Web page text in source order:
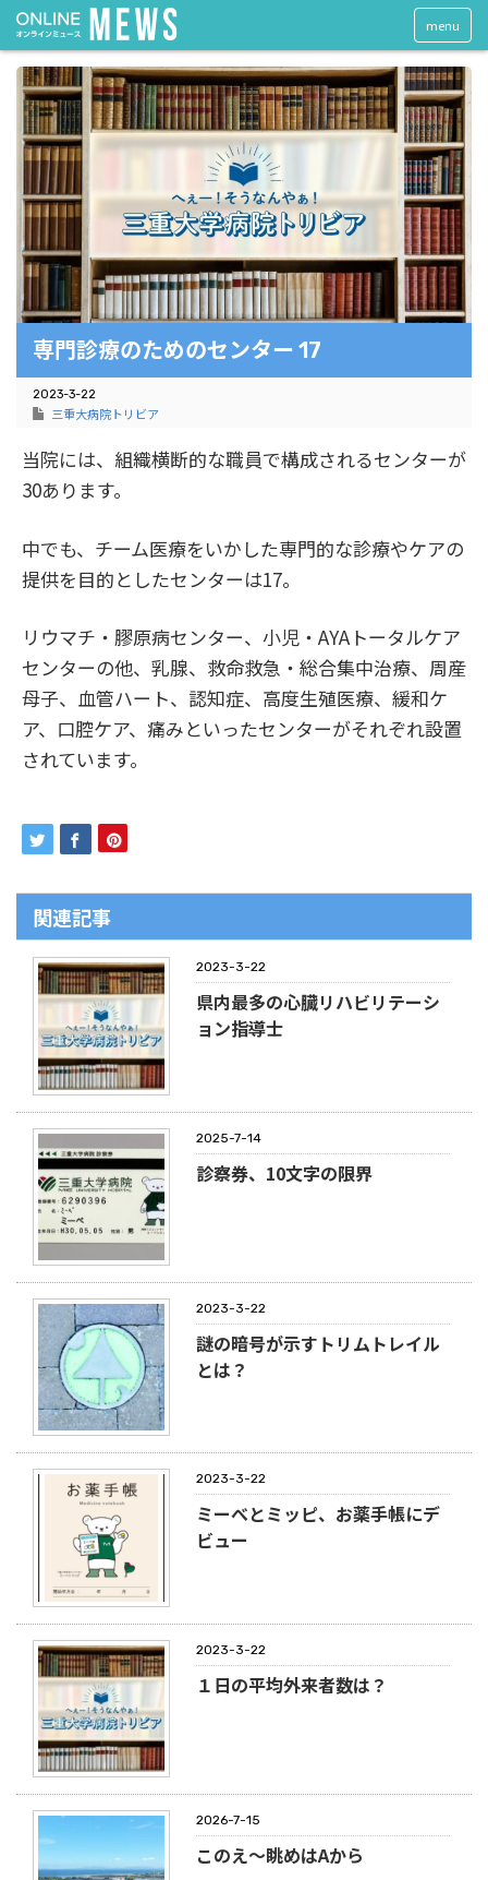
menu
専門診療のためのセンター 17
2023-3-22
三重大病院トリビア
当院には、組織横断的な職員で構成されるセンターが
30あります。
中でも、チーム医療をいかした専門的な診療やケアの
提供を目的としたセンターは17。
リウマチ・膠原病センター、小児・AYAトータルケア
センターの他、乳腺、救命救急・総合集中治療、周産
母子、血管ハート、認知症、高度生殖医療、緩和ケ
ア、口腔ケア、痛みといったセンターがそれぞれ設置
されています。
関連記事
2023-3-22
県内最多の心臓リハビリテーシ
ョン指導士
2025-7-14
診察券、10文字の限界
2023-3-22
謎の暗号が示すトリムトレイル
とは？
2023-3-22
ミーべとミッピ、お薬手帳にデ
ビュー
2023-3-22
１日の平均外来者数は？
2026-7-15
このえ～眺めはAから